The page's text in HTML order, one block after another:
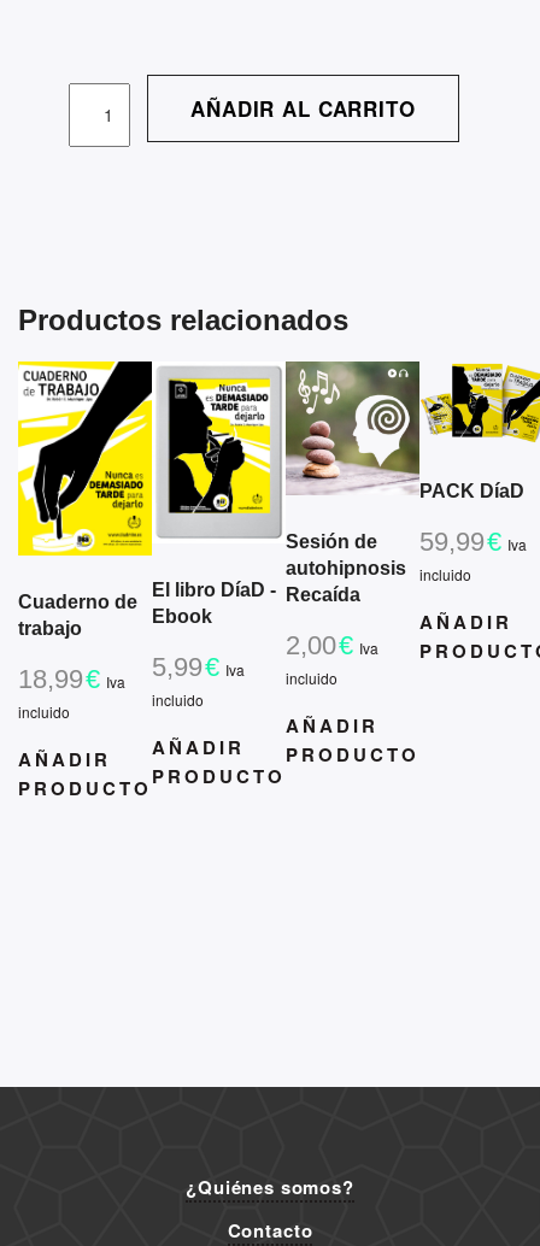
AÑADIR AL CARRITO
Productos relacionados
Cuaderno de
trabajo
18,99€ Iva
incluido
AÑADIR
PRODUCTO
El libro DíaD -
Ebook
5,99€ Iva
incluido
AÑADIR
PRODUCTO
Sesión de
autohipnosis
Recaída
2,00€ Iva
incluido
AÑADIR
PRODUCTO
PACK DíaD
59,99€ Iva
incluido
AÑADIR
¿Quiénes somos?
Contacto